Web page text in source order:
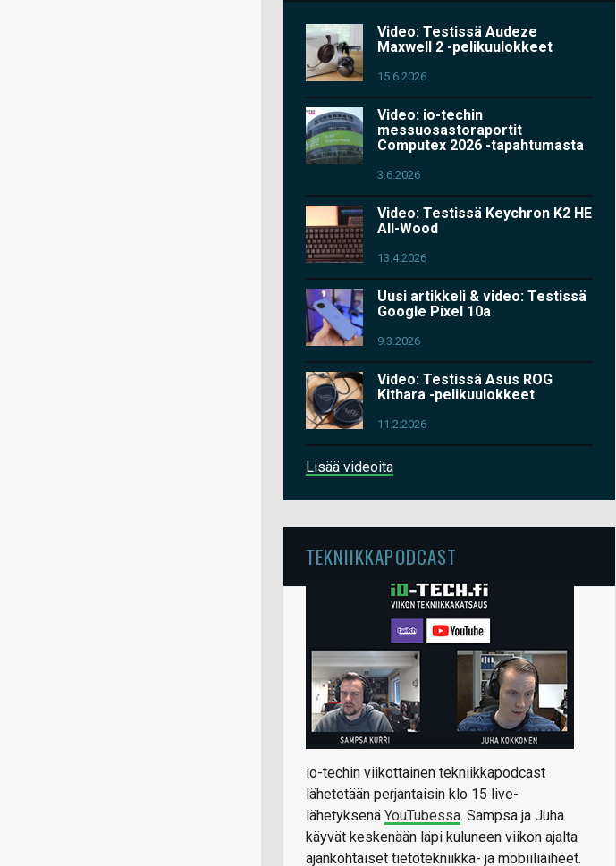
Video: Testissä Audeze
Maxwell 2 -pelikuulokkeet
15.6.2026
Video: io-techin
messuosastoraportit
Computex 2026 -tapahtumasta
3.6.2026
Video: Testissä Keychron K2 HE
All-Wood
13.4.2026
Uusi artikkeli & video: Testissä
Google Pixel 10a
9.3.2026
Video: Testissä Asus ROG
Kithara -pelikuulokkeet
11.2.2026
Lisää videoita
TEKNIIKKAPODCAST
io-techin viikottainen tekniikkapodcast
lähetetään perjantaisin klo 15 live-
lähetyksenä YouTubessa. Sampsa ja Juha
käyvät keskenään läpi kuluneen viikon ajalta
ajankohtaiset tietotekniikka- ja mobiiliaiheet.